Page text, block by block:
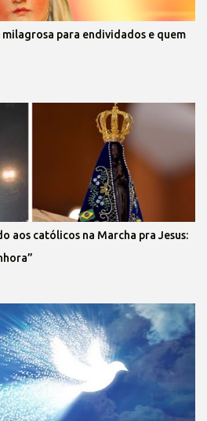
milagrosa para endividados e quem
aos católicos na Marcha pra Jesus: